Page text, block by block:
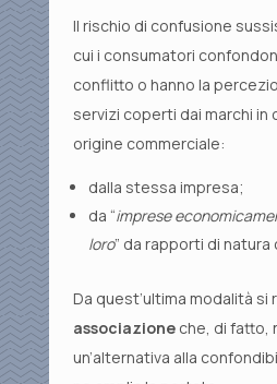
Il rischio di confusione
cui i consumatori
conflitto o hanno la
servizi coperti dai marchi in
origine commerciale:
dalla stessa impresa;
da “imprese
loro” da rapporti di natura
Da quest’ultima modalità si
associazione che, di fatto,
un’alternativa alla